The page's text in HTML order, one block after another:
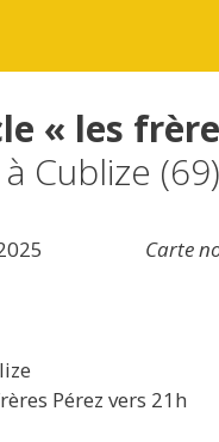
« les
à Cublize (69)
Carte
Pérez vers 21h